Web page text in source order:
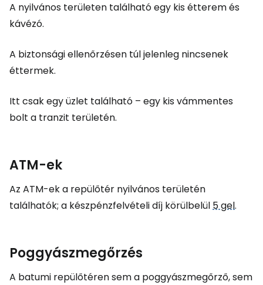
A nyilvános területen található egy kis étterem és
kávézó.
A biztonsági ellenőrzésen túl jelenleg nincsenek
éttermek.
Itt csak egy üzlet található – egy kis vámmentes
bolt a tranzit területén.
ATM-ek
Az ATM-ek a repülőtér nyilvános területén
találhatók; a készpénzfelvételi díj körülbelül5 gel.
Poggyászmegőrzés
A batumi repülőtéren sem a poggyászmegőrző, sem